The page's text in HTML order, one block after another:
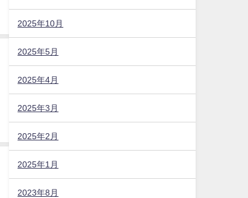
2025年10月
2025年5月
2025年4月
2025年3月
2025年2月
2025年1月
2023年8月